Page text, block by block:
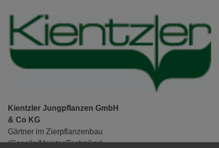
Kientzler Jungpflanzen GmbH
& Co KG
Gärtner im Zierpflanzenbau
(Geselle/Meister/Techniker)